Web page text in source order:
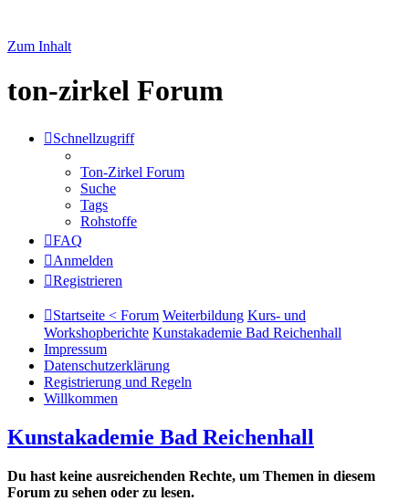
Zum Inhalt
ton-zirkel Forum
Schnellzugriff
Ton-Zirkel Forum
Suche
Tags
Rohstoffe
FAQ
Anmelden
Registrieren
Startseite < Forum Weiterbildung Kurs- und
Workshopberichte Kunstakademie Bad Reichenhall
Impressum
Datenschutzerklärung
Registrierung und Regeln
Willkommen
Kunstakademie Bad Reichenhall
Du hast keine ausreichenden Rechte, um Themen in diesem
Forum zu sehen oder zu lesen.